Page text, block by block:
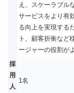
え、スケーラブル
サービスをより有
る向上を実現する
ト、顧客折衝など
ージャーの役割が
採
用
人
1名